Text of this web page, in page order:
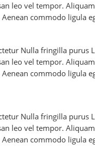
leo vel tempor.
commodo ligula
Nulla fringilla purus
leo vel tempor.
commodo ligula
Nulla fringilla purus
leo vel tempor.
commodo ligula